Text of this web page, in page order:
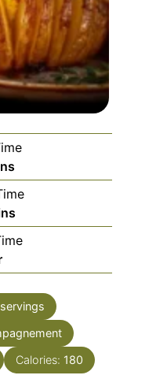
servings
Calories: 180